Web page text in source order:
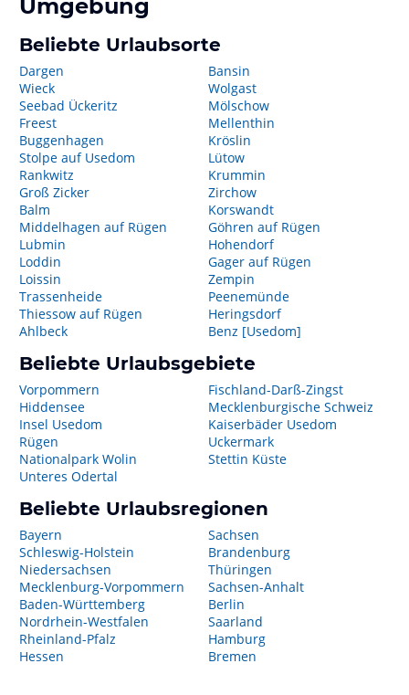
Umgebung
Beliebte Urlaubsorte
Dargen
Wieck
Seebad Ückeritz
Freest
Buggenhagen
Stolpe auf Usedom
Rankwitz
Groß Zicker
Balm
Middelhagen auf Rügen
Lubmin
Loddin
Loissin
Trassenheide
Thiessow auf Rügen
Ahlbeck
Bansin
Wolgast
Mölschow
Mellenthin
Kröslin
Lütow
Krummin
Zirchow
Korswandt
Göhren auf Rügen
Hohendorf
Gager auf Rügen
Zempin
Peenemünde
Heringsdorf
Benz [Usedom]
Beliebte Urlaubsgebiete
Vorpommern
Hiddensee
Insel Usedom
Rügen
Nationalpark Wolin
Unteres Odertal
Fischland-Darß-Zingst
Mecklenburgische Schweiz
Kaiserbäder Usedom
Uckermark
Stettin Küste
Beliebte Urlaubsregionen
Bayern
Schleswig-Holstein
Niedersachsen
Mecklenburg-Vorpommern
Baden-Württemberg
Nordrhein-Westfalen
Rheinland-Pfalz
Hessen
Sachsen
Brandenburg
Thüringen
Sachsen-Anhalt
Berlin
Saarland
Hamburg
Bremen